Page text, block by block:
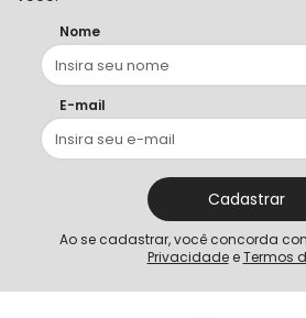
Nome
E-mail
Cadastrar
Ao se cadastrar, você concorda
Privacidadee Termos